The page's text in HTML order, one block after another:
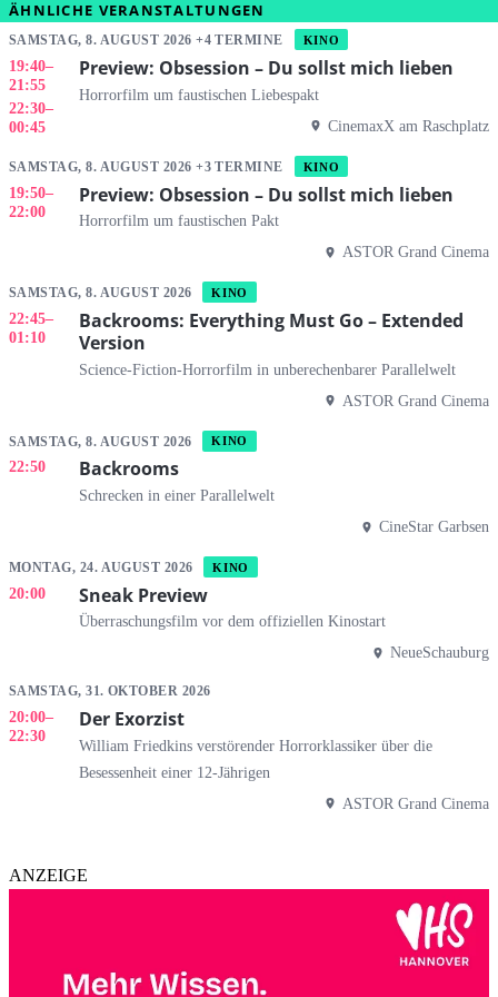
ÄHNLICHE VERANSTALTUNGEN
SAMSTAG, 8. AUGUST 2026 +4 TERMINE KINO
19:40–
21:55
22:30–
00:45
Preview: Obsession – Du sollst mich lieben
Horrorfilm um faustischen Liebespakt
CinemaxX am Raschplatz
SAMSTAG, 8. AUGUST 2026 +3 TERMINE KINO
19:50–
22:00
Preview: Obsession – Du sollst mich lieben
Horrorfilm um faustischen Pakt
ASTOR Grand Cinema
SAMSTAG, 8. AUGUST 2026 KINO
22:45–
01:10
Backrooms: Everything Must Go – Extended
Version
Science-Fiction-Horrorfilm in unberechenbarer Parallelwelt
ASTOR Grand Cinema
SAMSTAG, 8. AUGUST 2026 KINO
22:50 Backrooms
Schrecken in einer Parallelwelt
CineStar Garbsen
MONTAG, 24. AUGUST 2026 KINO
20:00 Sneak Preview
Überraschungsfilm vor dem offiziellen Kinostart
NeueSchauburg
SAMSTAG, 31. OKTOBER 2026
20:00–
22:30
Der Exorzist
William Friedkins verstörender Horrorklassiker über die
Besessenheit einer 12-Jährigen
ASTOR Grand Cinema
ANZEIGE